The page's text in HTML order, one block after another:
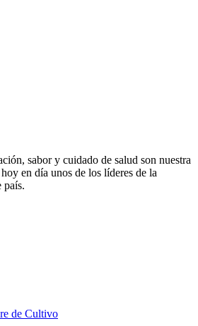
sabor y cuidado de salud son nuestra
en día unos de los líderes de la
país.
de Cultivo